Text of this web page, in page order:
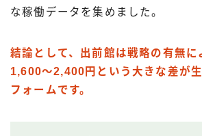
な稼働データを集めました。
結論として、出前館は戦略の有無に
1,600〜2,400円という大きな差が
フォームです。